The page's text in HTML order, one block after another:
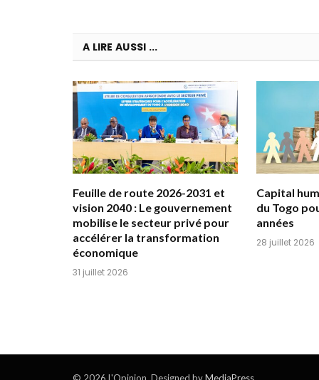
A LIRE AUSSI ...
Feuille de route 2026-2031 et
vision 2040 : Le gouvernement
mobilise le secteur privé pour
accélérer la transformation
économique
31 juillet 2026
Capital
du Togo
années
28 juillet 2026